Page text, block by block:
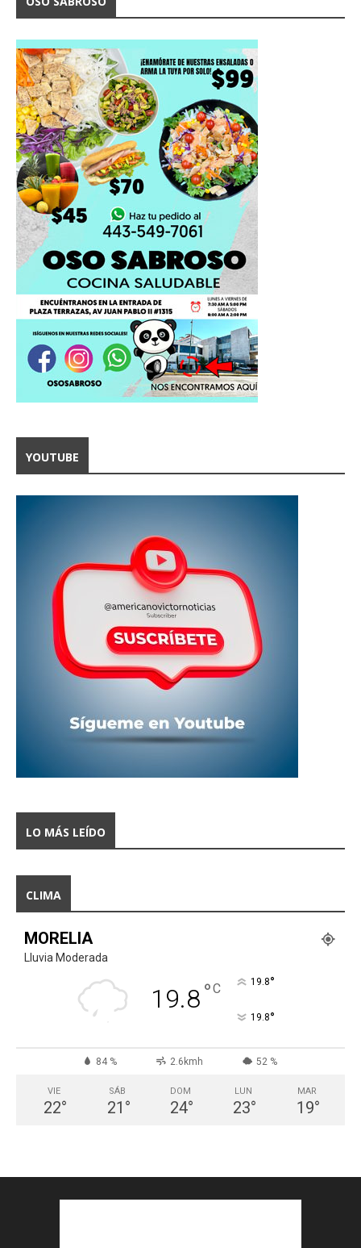
YOUTUBE
LO MÁS LEÍDO
CLIMA
MORELIA
Lluvia Moderada
19.8°C 19.8°
19.8°
84 % 2.6kmh 52 %
VIE
22°
SÁB
21 °
DOM
24°
LUN
23°
MAR
19°